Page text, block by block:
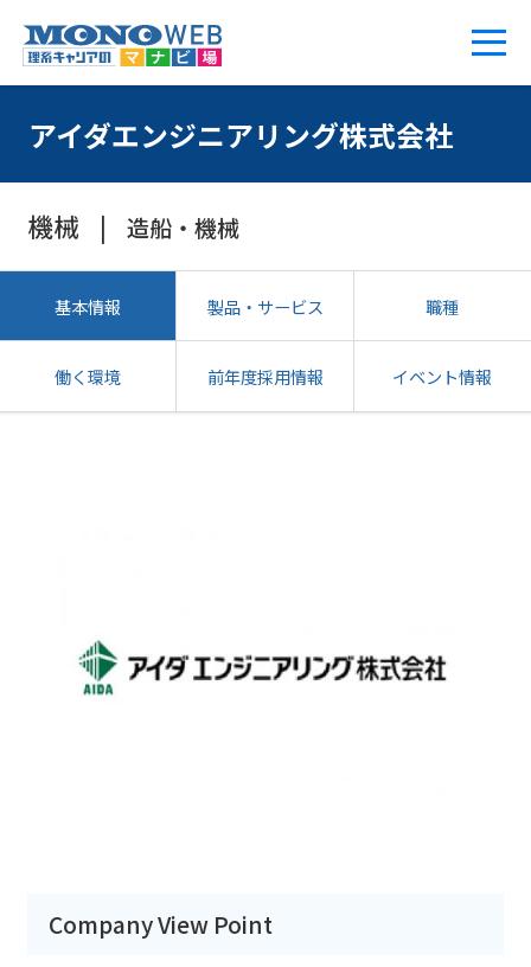
アイダエンジニアリング株式会社
機械 造船・機械
基本情報 製品・サービス 職種
働く環境 前年度採用情報 イベント情報
Company View Point